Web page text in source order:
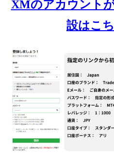
XMのアカウント
設はこ